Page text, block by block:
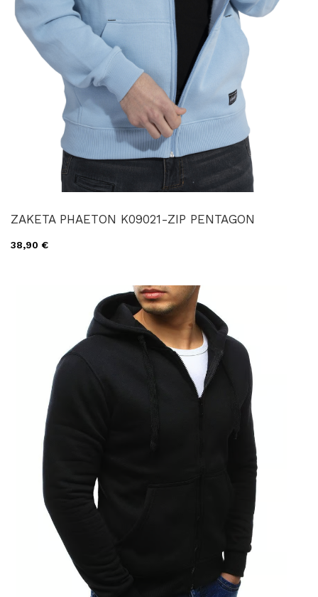
ZAKETA PHAETON K09021-ZIP PENTAGON
38,90 €